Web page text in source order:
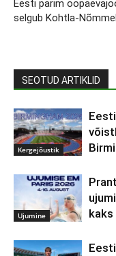
Eesti parim
selgub Kohtla-Nõmmel
SEOTUD ARTIKLID
Kergejõustik
Ujumine